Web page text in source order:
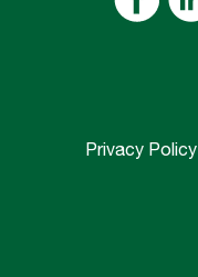
Privacy Policy